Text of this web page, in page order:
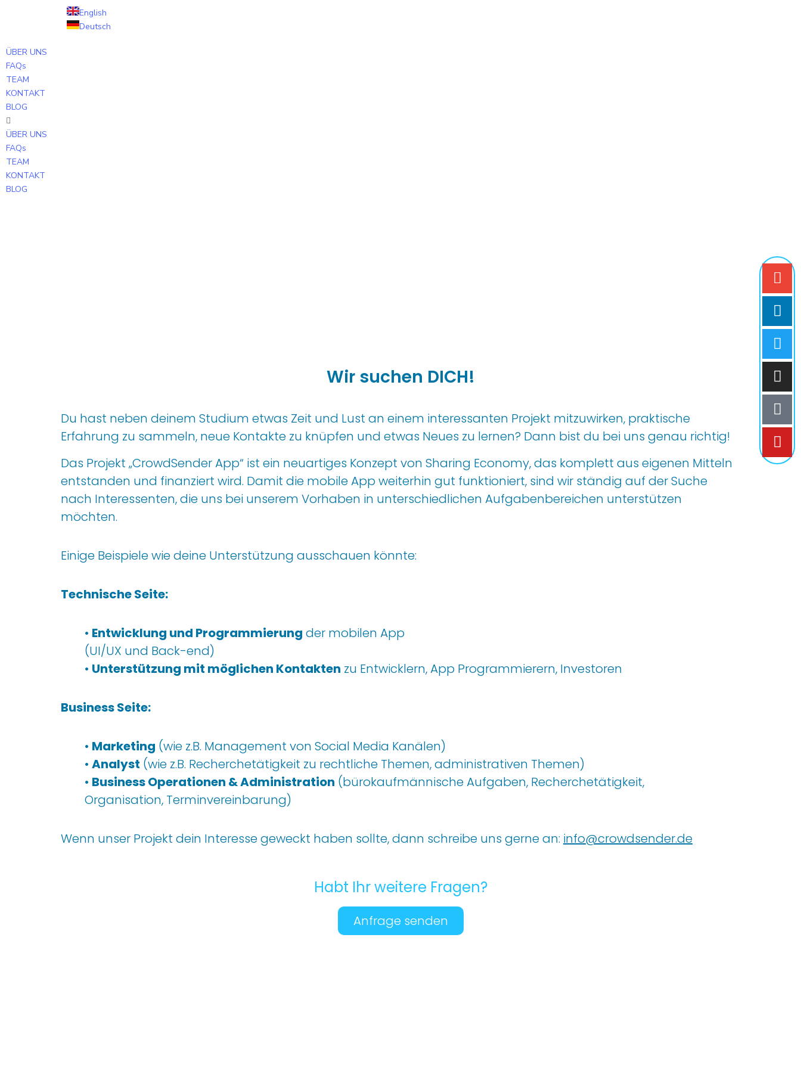
English
Deutsch
ÜBER UNS
FAQs
TEAM
KONTAKT
BLOG
ÜBER UNS
FAQs
TEAM
KONTAKT
BLOG
Wir suchen DICH!
Du hast neben deinem Studium etwas Zeit und Lust an einem interessanten Projekt mitzuwirken, praktische
Erfahrung zu sammeln, neue Kontakte zu knüpfen und etwas Neues zu lernen? Dann bist du bei uns genau richtig!
Das Projekt „CrowdSenderApp“ ist ein neuartiges Konzept von Sharing Economy, das komplett aus eigenen Mitteln
entstanden und finanziert wird. Damit die mobile App weiterhin gut funktioniert, sind wir ständig auf der Suche
nach Interessenten,die uns bei unserem Vorhaben in unterschiedlichen Aufgabenbereichen unterstützen
möchten.
Einige Beispiele wie deine Unterstützung ausschauen könnte:
TechnischeSeite:
• Entwicklung und Programmierung der mobilen App
(UI/UX und Back-end)
• Unterstützung mit möglichen Kontakten zu Entwicklern, App Programmierern, Investoren
Business Seite:
• Marketing (wie z.B. Management von Social Media Kanälen)
• Analyst (wie z.B. Recherchetätigkeit zu rechtliche Themen, administrativen Themen)
• Business Operationen & Administration (bürokaufmännische Aufgaben, Recherchetätigkeit,
Organisation, Terminvereinbarung)
Wenn unser Projekt dein Interesse geweckt haben sollte,dann schreibe uns gerne an: info@crowdsender.de
Habt Ihr weitere Fragen?
Anfrage senden